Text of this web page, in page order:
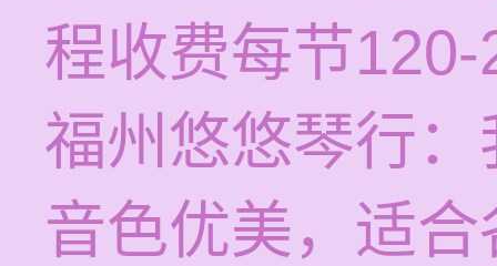
程收费每节
福州悠悠琴行
音色优美，适